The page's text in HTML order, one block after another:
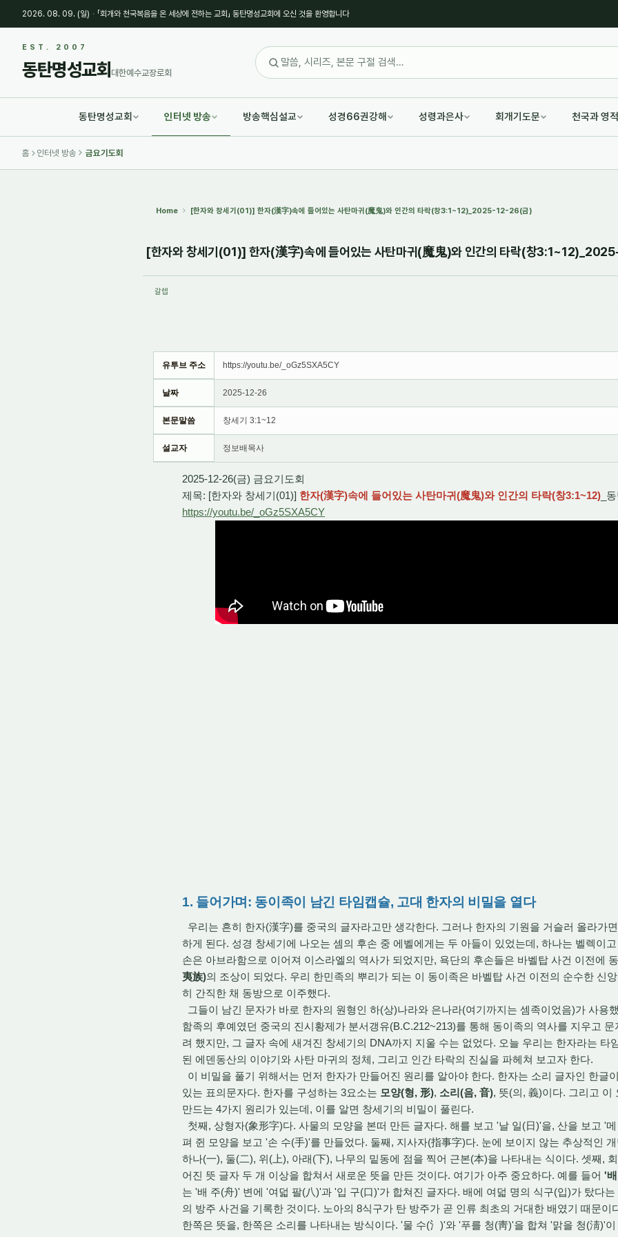
2026. 08. 09. (일) · 「회개와 천국복음을 온 세상에 전하는 교회」 동탄명성교회에 오신 것을 환영합니다
EST. 2007
동탄명성교회 대한예수교장로회
동탄명성교회 인터넷 방송 방송핵심설교 성경66권강해 성령과은사 회개기도문 천국과 영
홈 인터넷 방송 금요기도회
Home [한자와 창세기(01)] 한자(漢字)속에 들어있는 사탄마귀(魔鬼)와 인간의 타락(창3:1~12)_2025-12-26(금)
[한자와 창세기(01)] 한자(漢字)속에 들어있는 사탄마귀(魔鬼)와 인간의 타락(창
갈렙
유투브 주소 https://youtu.be/_oGz5SXA5CY
날짜 2025-12-26
본문말씀 창세기 3:1~12
설교자 정보배목사
2025-12-26(금) 금요기도회
제목: [한자와 창세기(01)] 한자(漢字)속에 들어있는 사탄마귀(魔鬼)와 인간의 타락(창3:1~12) _
https://youtu.be/_oGz5SXA5CY
1. 들어가며: 동이족이 남긴 타임캡슐, 고대 한자의 비밀을 열다
우리는 흔히 한자(漢字)를 중국의 글자라고만 생각한다. 그러나 한자의 기원을 거슬러 올라가
하게 된다. 성경 창세기에 나오는 셈의 후손 중 에벨에게는 두 아들이 있었는데, 하나는 벨렉이
손은 아브라함으로 이어져 이스라엘의 역사가 되었지만, 욕단의 후손들은 바벨탑 사건 이전에
夷族)의 조상이 되었다. 우리 한민족의 뿌리가 되는 이 동이족은 바벨탑 사건 이전의 순수한 신
히 간직한 채 동방으로 이주했다.
그들이 남긴 문자가 바로 한자의 원형인 하(상)나라와 은나라(여기까지는 셈족이었음)가 사용
함족의 후예였던 중국의 진시황제가 분서갱유(B.C.212~213)를 통해 동이족의 역사를 지우고
려 했지만, 그 글자 속에 새겨진 창세기의 DNA까지 지울 수는 없었다. 오늘 우리는 한자라는 타
된 에덴동산의 이야기와 사탄 마귀의 정체, 그리고 인간 타락의 진실을 파헤쳐 보고자 한다.
이 비밀을 풀기 위해서는 먼저 한자가 만들어진 원리를 알아야 한다. 한자는 소리 글자인 한글
있는 표의문자다. 한자를 구성하는 3요소는 모양(형, 形), 소리(음, 音), 뜻(의, 義)이다. 그리고 이
만드는 4가지 원리가 있는데, 이를 알면 창세기의 비밀이 풀린다.
첫째, 상형자(象形字)다. 사물의 모양을 본떠 만든 글자다. 해를 보고 '날 일(日)'을, 산을 보고 '
펴 쥔 모양을 보고 '손 수(手)'를 만들었다. 둘째, 지사자(指事字)다. 눈에 보이지 않는 추상적인
하나(一), 둘(二), 위(上), 아래(下), 나무의 밑동에 점을 찍어 근본(本)을 나타내는 식이다. 셋째,
어진 뜻 글자 두 개 이상을 합쳐서 새로운 뜻을 만든 것이다. 여기가 아주 중요하다. 예를 들어 '
는 '배 주(舟)' 변에 '여덟 팔(八)'과 '입 구(口)'가 합쳐진 글자다. 배에 여덟 명의 식구(입)가 탔다는
의 방주 사건을 기록한 것이다. 노아의 8식구가 탄 방주가 곧 인류 최초의 거대한 배였기 때문이
한쪽은 뜻을, 한쪽은 소리를 나타내는 방식이다. '물 수(氵)'와 '푸를 청(靑)'을 합쳐 '맑을 청(淸)'
Sketchbook5, 스케치북5
Sketchbook5, 스케치북5
Sketchbook5, 스케치북5
Sketchbook5, 스케치북5